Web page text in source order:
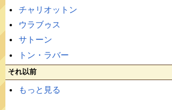
チャリオットン
ウラブゥス
サトーン
トン・ラバー
それ以前
もっと見る